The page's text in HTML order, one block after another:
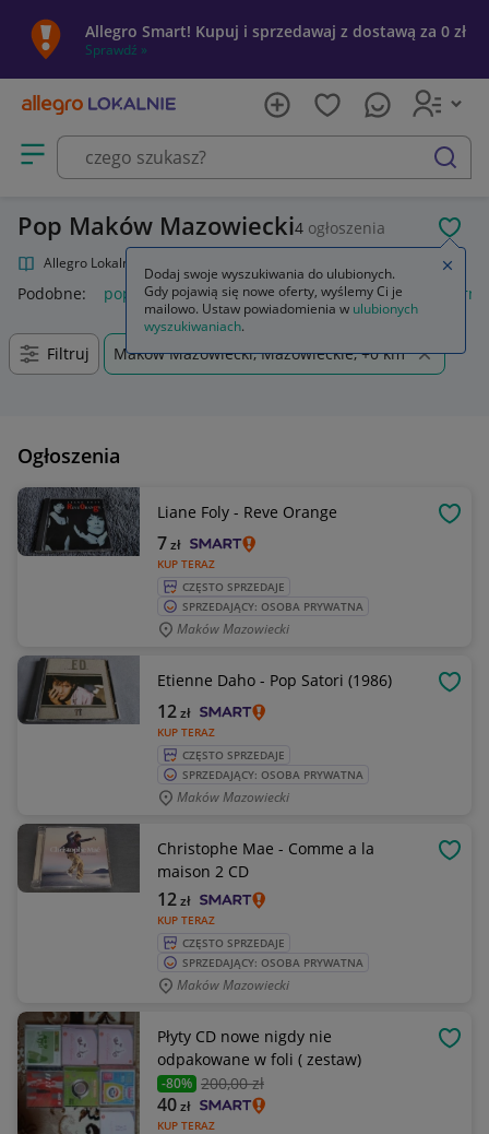
Allegro Smart! Kupuj i sprzedawaj z dostawą za 0 zł
Sprawdź »
Otwórz menu z kategoriami
szukaj
Pop Maków Mazowiecki4 ogłoszenia
Allegro Lokalnie
Podobne: pop funko pop k pop demon hunters popcorn
Filtruj Maków Mazowiecki, Mazowieckie, +0 km
Ogłoszenia
Liane Foly - Reve Orange
KUP TERAZ
7zł
CZĘSTO SPRZEDAJE
SPRZEDAJĄCY: OSOBA PRYWATNA
Maków Mazowiecki
Etienne Daho - Pop Satori (1986)
KUP TERAZ
12zł
CZĘSTO SPRZEDAJE
SPRZEDAJĄCY: OSOBA PRYWATNA
Maków Mazowiecki
Christophe Mae - Comme a la
maison 2 CD
KUP TERAZ
12zł
CZĘSTO SPRZEDAJE
SPRZEDAJĄCY: OSOBA PRYWATNA
Maków Mazowiecki
Płyty CD nowe nigdy nie
odpakowane w foli ( zestaw)
-80% 200,00 zł
KUP TERAZ
40zł
Dodaj swoje wyszukiwania do ulubionych.
Gdy pojawią się nowe oferty, wyślemy Ci je
mailowo. Ustaw powiadomienia w ulubionych
wyszukiwaniach.